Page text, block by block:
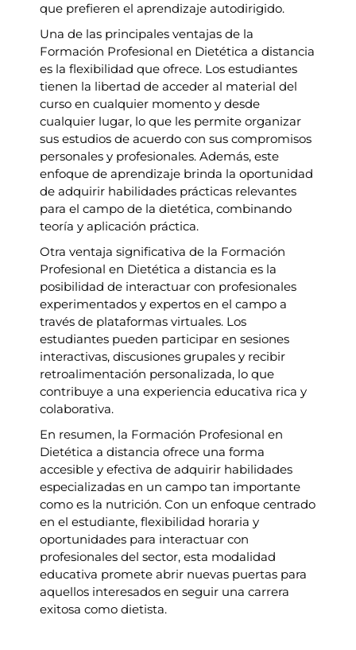
que prefieren el aprendizaje autodirigido.
Una de las principales ventajas de la
Formación Profesional en Dietética a distancia
es la flexibilidad que ofrece. Los estudiantes
tienen la libertad de acceder al material del
curso en cualquier momento y desde
cualquier lugar, lo que les permite organizar
sus estudios de acuerdo con sus compromisos
personales y profesionales. Además, este
enfoque de aprendizaje brinda la oportunidad
de adquirir habilidades prácticas relevantes
para el campo de la dietética, combinando
teoría y aplicación práctica.
Otra ventaja significativa de la Formación
Profesional en Dietética a distancia es la
posibilidad de interactuar con profesionales
experimentados y expertos en el campo a
través de plataformas virtuales. Los
estudiantes pueden participar en sesiones
interactivas, discusiones grupales y recibir
retroalimentación personalizada, lo que
contribuye a una experiencia educativa rica y
colaborativa.
En resumen, la Formación Profesional en
Dietética a distancia ofrece una forma
accesible y efectiva de adquirir habilidades
especializadas en un campo tan importante
como es la nutrición. Con un enfoque centrado
en el estudiante, flexibilidad horaria y
oportunidades para interactuar con
profesionales del sector, esta modalidad
educativa promete abrir nuevas puertas para
aquellos interesados ​​en seguir una carrera
exitosa como dietista.